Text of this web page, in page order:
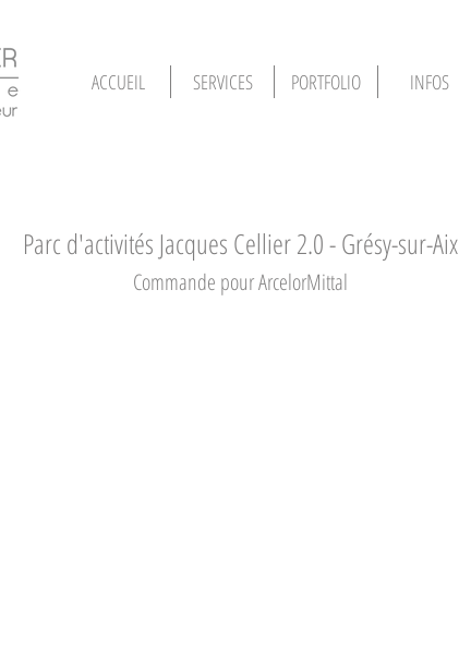
ACCUEIL SERVICES PORTFOLIO INFOS
Parc d'activités Jacques Cellier 2.0 - Grésy-sur-Aix
Commande pour ArcelorMittal